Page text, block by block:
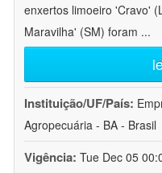
enxertos limoeiro 'Cravo'
Maravilha' (SM) foram ...
Instituição/UF/País:
Agropecuária - BA - Brasil
Vigência: Tue Dec 05